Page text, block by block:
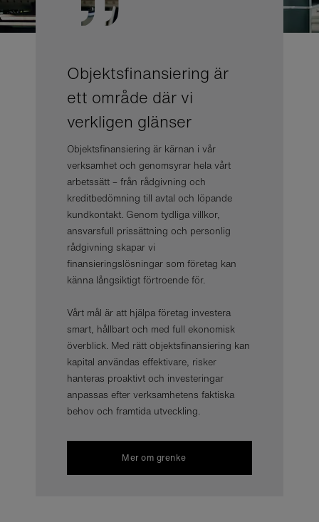
Objektsfinansiering är
ett område där vi
verkligen glänser
Objektsfinansiering är kärnan i vår
verksamhet och genomsyrar hela vårt
arbetssätt – från rådgivning och
kreditbedömning till avtal och löpande
kundkontakt. Genom tydliga villkor,
ansvarsfull prissättning och personlig
rådgivning skapar vi
finansieringslösningar som företag kan
känna långsiktigt förtroende för.
Vårt mål är att hjälpa företag investera
smart, hållbart och med full ekonomisk
överblick. Med rätt objektsfinansiering kan
kapital användas effektivare, risker
hanteras proaktivt och investeringar
anpassas efter verksamhetens faktiska
behov och framtida utveckling.
Mer om grenke